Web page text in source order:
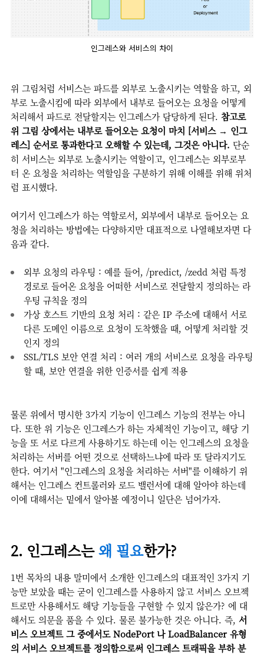
인그레스와 서비스의 차이
위 그림처럼 서비스는 파드를 외부로 노출시키는 역할을 하고, 외
부로 노출시킴에 따라 외부에서 내부로 들어오는 요청을 어떻게
처리해서 파드로 전달할지는 인그레스가 담당하게 된다. 참고로
위 그림 상에서는 내부로 들어오는 요청이 마치 [서비스 → 인그
레스] 순서로 통과한다고 오해할 수 있는데, 그것은 아니다. 단순
히 서비스는 외부로 노출시키는 역할이고, 인그레스는 외부로부
터 온 요청을 처리하는 역할임을 구분하기 위해 이해를 위해 위처
럼 표시했다.
여기서 인그레스가 하는 역할로서, 외부에서 내부로 들어오는 요
청을 처리하는 방법에는 다양하지만 대표적으로 나열해보자면 다
음과 같다.
외부 요청의 라우팅 : 예를 들어, /predict, /zedd 처럼 특정
경로로 들어온 요청을 어떠한 서비스로 전달할지 정의하는 라
우팅 규칙을 정의
가상 호스트 기반의 요청 처리 : 같은 IP 주소에 대해서 서로
다른 도메인 이름으로 요청이 도착했을 때, 어떻게 처리할 것
인지 정의
SSL/TLS 보안 연결 처리 : 여러 개의 서비스로 요청을 라우팅
할 때, 보안 연결을 위한 인증서를 쉽게 적용
물론 위에서 명시한 3가지 기능이 인그레스 기능의 전부는 아니
다. 또한 위 기능은 인그레스가 하는 자체적인 기능이고, 해당 기
능을 또 서로 다르게 사용하기도 하는데 이는 인그레스의 요청을
처리하는 서버를 어떤 것으로 선택하느냐에 따라 또 달라지기도
한다. 여기서 "인그레스의 요청을 처리하는 서버"를 이해하기 위
해서는 인그레스 컨트롤러와 로드 밸런서에 대해 알아야 하는데
이에 대해서는 밑에서 알아볼 예정이니 일단은 넘어가자.
2. 인그레스는왜 필요한가?
1번 목차의 내용 말미에서 소개한 인그레스의 대표적인 3가지 기
능만 보았을 때는 굳이 인그레스를 사용하지 않고 서비스 오브젝
트로만 사용해서도 해당 기능들을 구현할 수 있지 않은가? 에 대
해서도 의문을 품을 수 있다. 물론 불가능한 것은 아니다. 즉, 서
비스 오브젝트 그 중에서도 NodePort 나 LoadBalancer 유형
의 서비스 오브젝트를 정의함으로써 인그레스 트래픽을 부하 분